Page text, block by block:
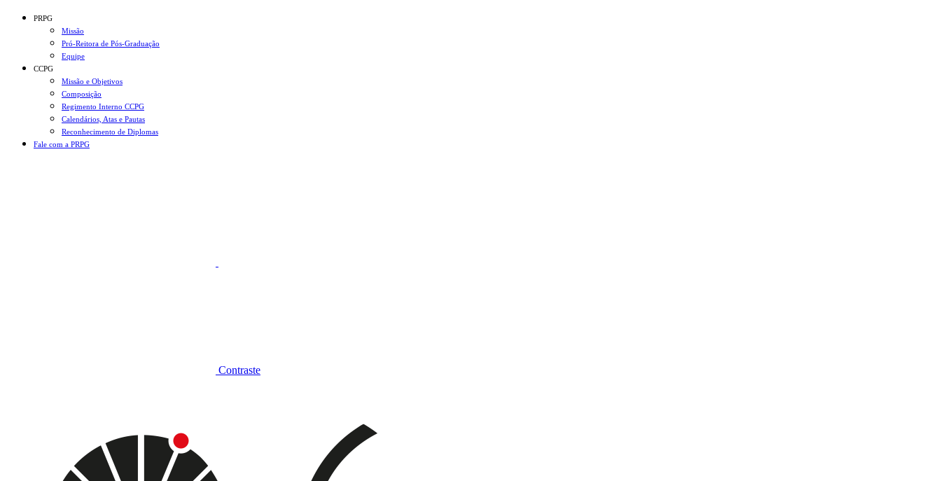
Conteúdo principal
PRPG
Missão
Pró-Reitora de Pós-Graduação
Equipe
CCPG
Missão e Objetivos
Composição
Regimento Interno CCPG
Calendários, Atas e Pautas
Reconhecimento de Diplomas
Fale com a PRPG
Contraste